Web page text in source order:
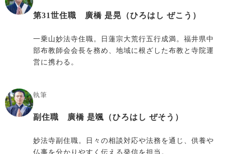
第31世住職 廣橋 是晃（ひろはし ぜこう）
一乗山妙法寺住職。日蓮宗大荒行五行成満。福井県中
部布教師会会長を務め、地域に根ざした布教と寺院運
営に携わる。
執筆
副住職 廣橋 是颯（ひろはし ぜそう）
妙法寺副住職。日々の相談対応や法務を通じ、供養や
仏事を分かりやすく伝える発信を担当。